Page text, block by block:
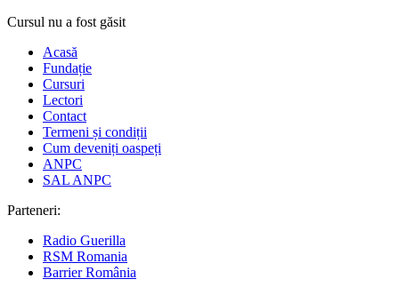
Cursul nu a fost găsit
Acasă
Fundație
Cursuri
Lectori
Contact
Termeni și condiții
Cum deveniți oaspeți
ANPC
SAL ANPC
Parteneri:
Radio Guerilla
RSM Romania
Barrier România